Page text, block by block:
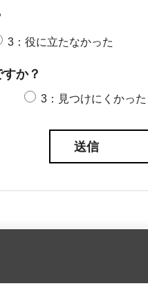
3：役に立たなかった
か？
3：見つけにくかった